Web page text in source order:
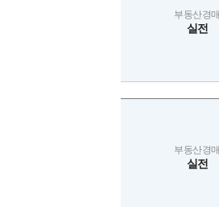
부동산경매
실전
부동산경매
실전